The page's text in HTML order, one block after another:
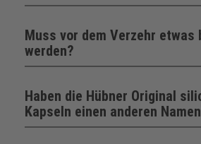
Muss vor dem Verzehr etwas
werden?
Haben die Hübner Original
Kapseln einen anderen